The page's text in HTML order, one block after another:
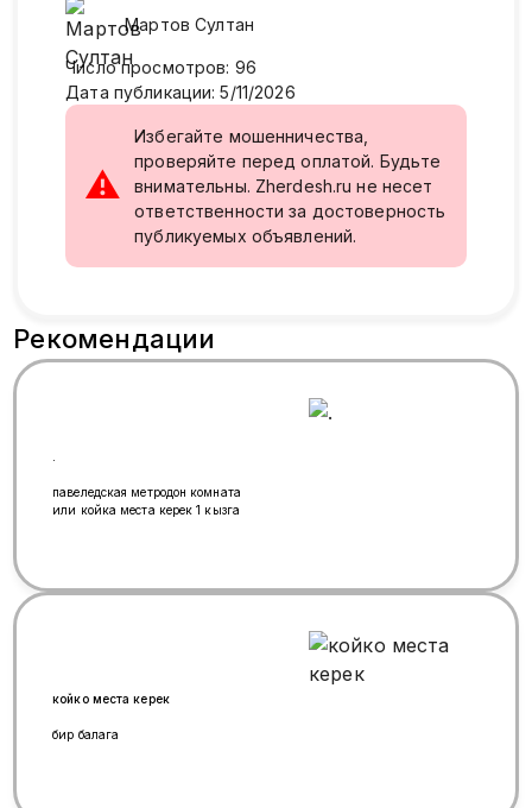
Мартов Султан
Число просмотров: 96
Дата публикации: 5/11/2026
⚠
Избегайте мошенничества,
проверяйте перед оплатой. Будьте
внимательны. Zherdesh.ru не несет
ответственности за достоверность
публикуемых объявлений.
Рекомендации
павеледская метродон комната
или койка места керек 1 кызга
койко места керек
бир балага